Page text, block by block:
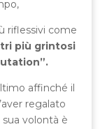
riflessivi come
più grintosi
affinché il
regalato
volontà è